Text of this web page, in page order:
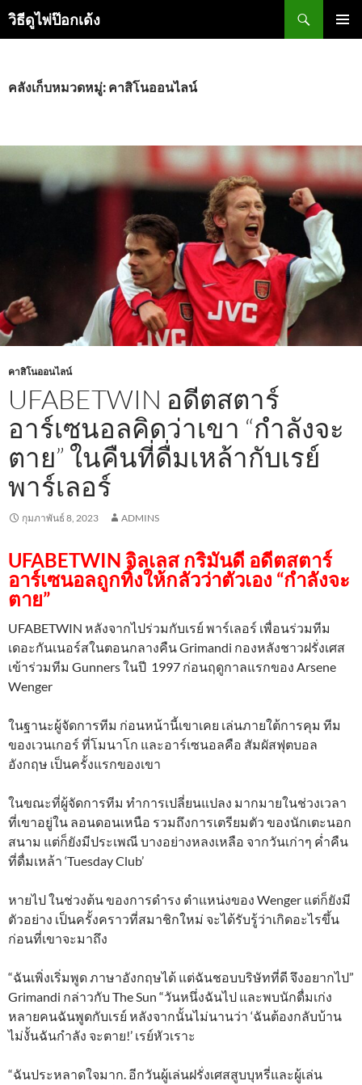
ข้าม
ไปวิธีดูไพ่ป๊อกเด้ง
ค้นหา
คลังเก็บหมวดหมู่: คาสิโนออนไลน์
คาสิโนออนไลน์
UFABETWIN อดีตสตาร์
อาร์เซนอลคิดว่าเขา “กำลังจะ
ตาย” ในคืนที่ดื่มเหล้ากับเรย์
พาร์เลอร์
กุมภาพันธ์ 8, 2023 ADMINS
UFABETWIN จิลเลส กริมันดี อดีตสตาร์
อาร์เซนอลถูกทิ้งให้กลัวว่าตัวเอง “กำลังจะ
ตาย”
UFABETWIN หลังจากไปร่วมกับเรย์ พาร์เลอร์ เพื่อนร่วมทีม
เดอะกันเนอร์สในตอนกลางคืน Grimandi กองหลังชาวฝรั่งเศส
เข้าร่วมทีม Gunners ในปี 1997 ก่อนฤดูกาลแรกของ Arsene
Wenger
ในฐานะผู้จัดการทีม ก่อนหน้านี้เขาเคย เล่นภายใต้การคุม ทีม
ของเวนเกอร์ ที่โมนาโก และอาร์เซนอลคือ สัมผัสฟุตบอล
อังกฤษ เป็นครั้งแรกของเขา
ในขณะที่ผู้จัดการทีม ทำการเปลี่ยนแปลง มากมายในช่วงเวลา
ที่เขาอยู่ใน ลอนดอนเหนือ รวมถึงการเตรียมตัว ของนักเตะนอก
สนาม แต่ก็ยังมีประเพณี บางอย่างหลงเหลือ จากวันเก่าๆ ค่ำคืน
ที่ดื่มเหล้า ‘Tuesday Club’
หายไป ในช่วงต้น ของการดำรง ตำแหน่งของ Wenger แต่ก็ยังมี
ตัวอย่าง เป็นครั้งคราวที่สมาชิกใหม่ จะได้รับรู้ว่าเกิดอะไรขึ้น
ก่อนที่เขาจะมาถึง
“ฉันเพิ่งเริ่มพูด ภาษาอังกฤษได้ แต่ฉันชอบบริษัทที่ดี จึงอยากไป”
Grimandi กล่าวกับ The Sun “วันหนึ่งฉันไป และพบนักดื่มเก่ง
หลายคนฉันพูดกับเรย์ หลังจากนั้นไม่นานว่า ‘ฉันต้องกลับบ้าน
ไม่งั้นฉันกำลัง จะตาย!’ เรย์หัวเราะ
“ฉันประหลาดใจมาก. อีกวันผู้เล่นฝรั่งเศสสูบบุหรี่และผู้เล่น